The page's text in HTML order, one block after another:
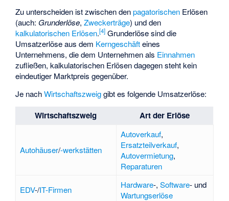
Zu unterscheiden ist zwischen denpagatorischen Erlösen
(auch: Grunderlöse,Zweckerträge) und den
kalkulatorischen Erlösen.[4] Grunderlöse sind die
Umsatzerlöse aus dem Kerngeschäfteines
Unternehmens, die dem Unternehmen als Einnahmen
zufließen, kalkulatorischen Erlösen dagegen steht kein
eindeutiger Marktpreis gegenüber.
Je nachWirtschaftszweiggibt es folgende Umsatzerlöse:
Wirtschaftszweig Art der Erlöse
Autohäuser/-werkstätten
Autoverkauf,
Ersatzteilverkauf,
Autovermietung,
Reparaturen
EDV-/IT-Firmen Hardware-, Software- und
Wartungserlöse